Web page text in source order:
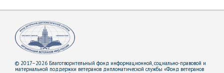
© 2017–2026 Благотворительный фонд информационной, социально-правовой и
материальной поддержки ветеранов дипломатической службы «Фонд ветеранов